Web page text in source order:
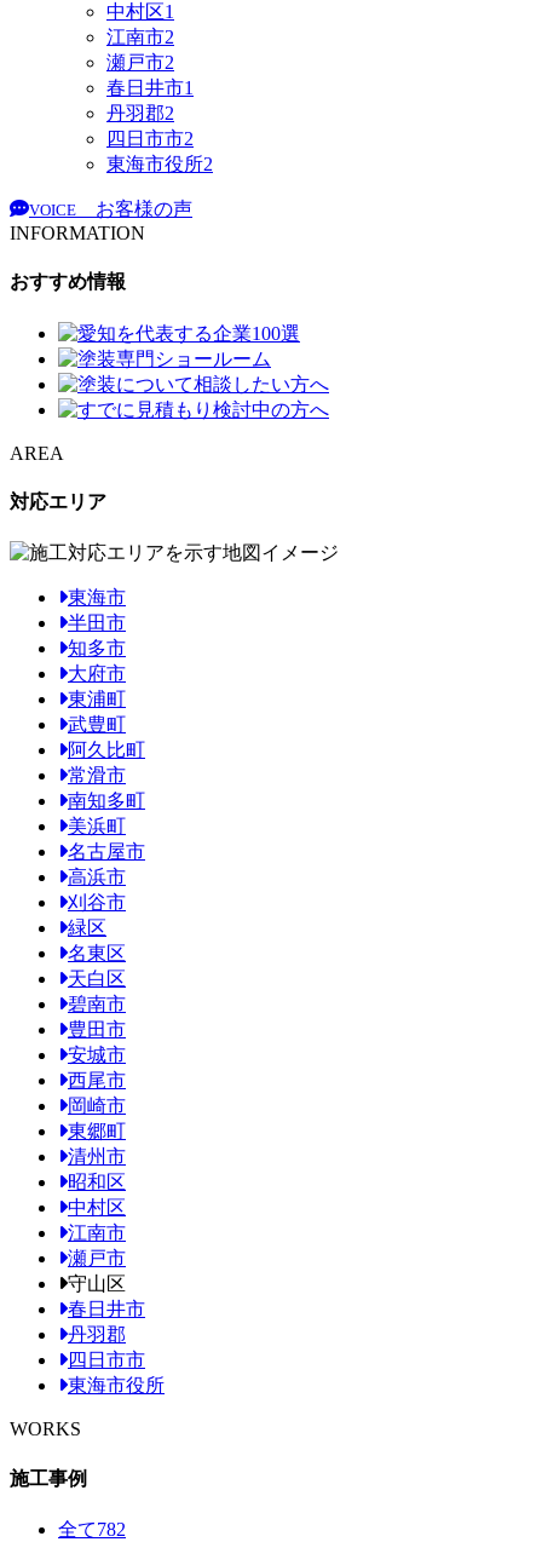
中村区1
江南市2
瀬戸市2
春日井市1
丹羽郡2
四日市市2
東海市役所2
VOICE
お客様の声
INFORMATION
おすすめ情報
AREA
対応エリア
東海市
半田市
知多市
大府市
東浦町
武豊町
阿久比町
常滑市
南知多町
美浜町
名古屋市
高浜市
刈谷市
緑区
名東区
天白区
碧南市
豊田市
安城市
西尾市
岡崎市
東郷町
清州市
昭和区
中村区
江南市
瀬戸市
守山区
春日井市
丹羽郡
四日市市
東海市役所
WORKS
施工事例
全て782